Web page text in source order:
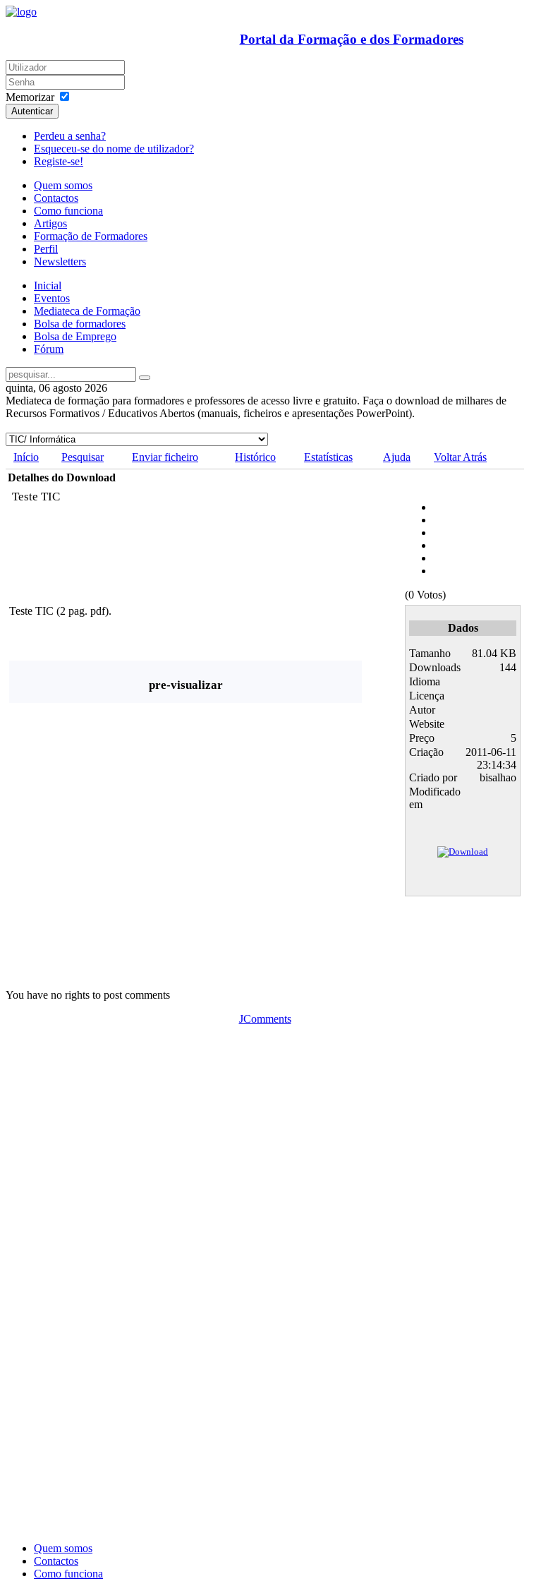
Portal da Formação e dos Formadores
Memorizar
Autenticar
Perdeu a senha?
Esqueceu-se do nome de utilizador?
Registe-se!
Quem somos
Contactos
Como funciona
Artigos
Formação de Formadores
Perfil
Newsletters
Inicial
Eventos
Mediateca de Formação
Bolsa de formadores
Bolsa de Emprego
Fórum
quinta, 06 agosto 2026
Mediateca de formação para formadores e professores de acesso livre e gratuito. Faça o download de milhares de
Recursos Formativos / Educativos Abertos (manuais, ficheiros e apresentações PowerPoint).
Início Pesquisar Enviar ficheiro Histórico Estatísticas Ajuda
Voltar Atrás
Detalhes do Download
Teste TIC
(0 Votos)
Teste TIC (2 pag. pdf).
pre-visualizar
Dados
Tamanho
81.04 KB
Downloads
144
Idioma
Licença
Autor
Website
Preço
5
Criação
2011-06-11
23:14:34
Criado por
bisalhao
Modificado
em
You have no rights to post comments
JComments
Quem somos
Contactos
Como funciona